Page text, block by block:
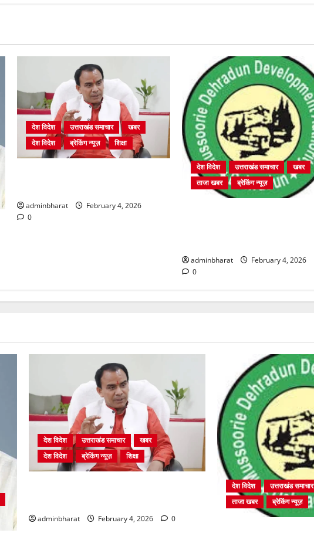
देश विदेश उत्तराखंड समाचार
खबर
देश विदेश
ब्रेकिंग न्यूज़ शिक्षा
adminbharat
February 4, 2026
0
देश विदेश उत्तराखंड समाचार
खबर
ताजा खबर
ब्रेकिंग न्यूज़
adminbharat
February 4, 2026
0
देश विदेश उत्तराखंड समाचार
खबर
देश विदेश
ब्रेकिंग न्यूज़ शिक्षा
adminbharat February 4, 2026 0
देश विदेश उत्तराखंड समाचार
ताजा खबर
ब्रेकिंग न्यूज़